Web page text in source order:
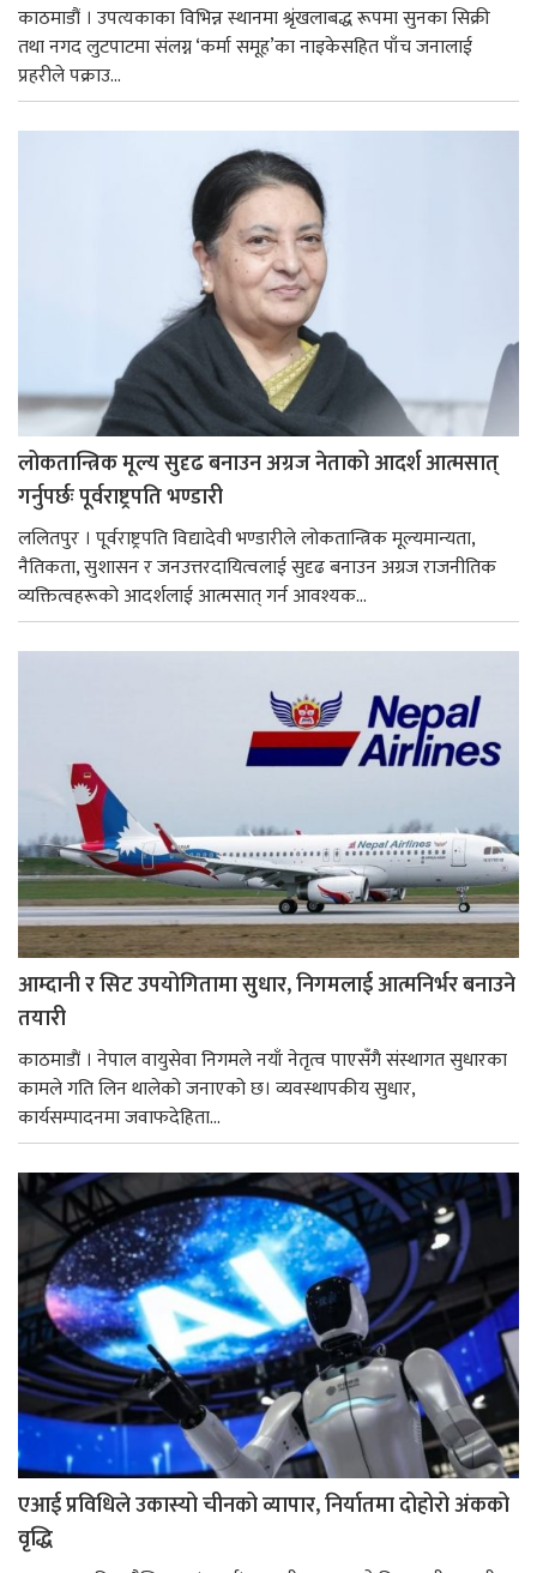
काठमाडौं । उपत्यकाका विभिन्न स्थानमा श्रृंखलाबद्ध रूपमा सुनका सिक्री
तथा नगद लुटपाटमा संलग्न ‘कर्मा समूह’का नाइकेसहित पाँच जनालाई
प्रहरीले पक्राउ...
लोकतान्त्रिक मूल्य सुदृढ बनाउन अग्रज नेताको आदर्श आत्मसात्
गर्नुपर्छः पूर्वराष्ट्रपति भण्डारी
ललितपुर । पूर्वराष्ट्रपति विद्यादेवी भण्डारीले लोकतान्त्रिक मूल्यमान्यता,
नैतिकता, सुशासन र जनउत्तरदायित्वलाई सुदृढ बनाउन अग्रज राजनीतिक
व्यक्तित्वहरूको आदर्शलाई आत्मसात् गर्न आवश्यक...
आम्दानी र सिट उपयोगितामा सुधार, निगमलाई आत्मनिर्भर बनाउने
तयारी
काठमाडाैं । नेपाल वायुसेवा निगमले नयाँ नेतृत्व पाएसँगै संस्थागत सुधारका
कामले गति लिन थालेको जनाएको छ। व्यवस्थापकीय सुधार,
कार्यसम्पादनमा जवाफदेहिता...
एआई प्रविधिले उकास्यो चीनको व्यापार, निर्यातमा दोहोरो अंकको
वृद्धि